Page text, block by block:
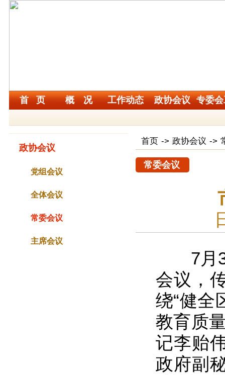
首 页 概 况 工作动态 政协会议 专委
政协会议
党组会议
全体会议
常委会议
主席会议
首页 -> 政协会议 ->
常委会议
7月30
会议，
绕“健全
教育质
记李贻
政府副